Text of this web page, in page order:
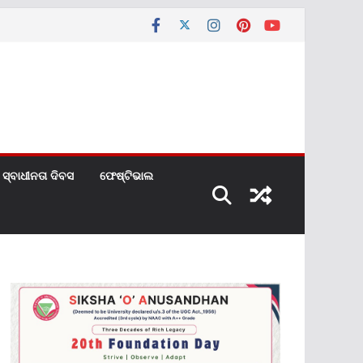
ସ୍ବାଧୀନତା ଦିବସ ଫେଷ୍ଟିଭାଲ